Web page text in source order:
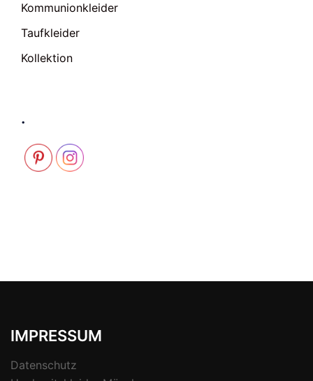
Kommunionkleider
Taufkleider
Kollektion
.
IMPRESSUM
Datenschutz